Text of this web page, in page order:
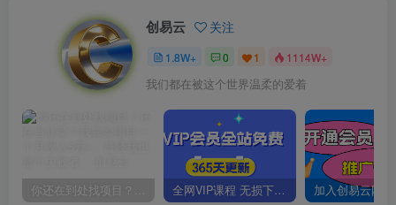
创易云 关注
1.8W+ 0 1 1114W+
我们都在被这个世界温柔的爱着
你还在到处找项目？还在当韭菜？我靠卖项目一个月收入5万+，曾经我也是个失败者。 全网VIP课程 无损下载~